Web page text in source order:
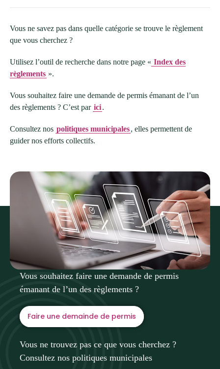
Vous ne savez pas dans quelle catégorie se trouve le règlement
que vous cherchez ?
Utilisez l’outil de recherche dans notre page « Index des
règlements ».
Vous souhaitez faire une demande de permis émanant de l’un
des règlements ? C’est par ici.
Consultez nos politiques municipales, elles permettent de
guider nos efforts collectifs.
Vous souhaitez faire une demande de permis
émanant de l’un des règlements ?
Faire une demainde de permis
Vous ne trouvez pas ce que vous cherchez ?
Consultez nos politiques municipales